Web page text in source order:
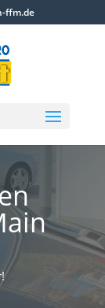
ffm.de